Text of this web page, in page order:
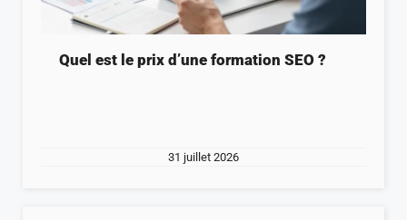
Quel est le prix d’une formation SEO ?
31 juillet 2026